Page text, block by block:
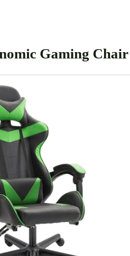
Gaming Chair